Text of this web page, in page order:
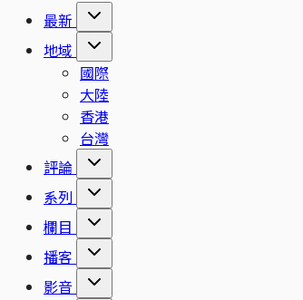
最新
地域
國際
大陸
香港
台灣
評論
系列
欄目
播客
影音